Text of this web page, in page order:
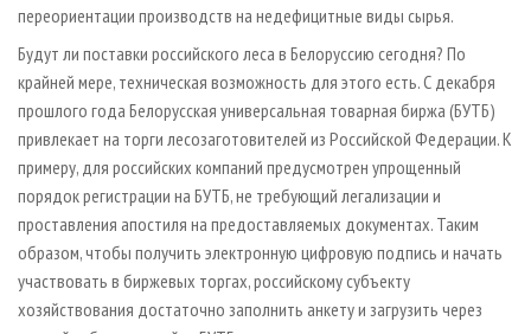
переориентации производств на недефицитные виды сырья.
Будут ли поставки российского леса в Белоруссию сегодня? По
крайней мере, техническая возможность для этого есть. С декабря
прошлого года Белорусская универсальная товарная биржа (БУТБ)
привлекает на торги лесозаготовителей из Российской Федерации. К
примеру, для российских компаний предусмотрен упрощенный
порядок регистрации на БУТБ, не требующий легализации и
проставления апостиля на предоставляемых документах. Таким
образом, чтобы получить электронную цифровую подпись и начать
участвовать в биржевых торгах, российскому субъекту
хозяйствования достаточно заполнить анкету и загрузить через